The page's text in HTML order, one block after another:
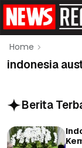
Home
indonesia
Berita